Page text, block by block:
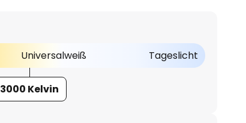
Universalweiß Tageslicht
3000 Kelvin